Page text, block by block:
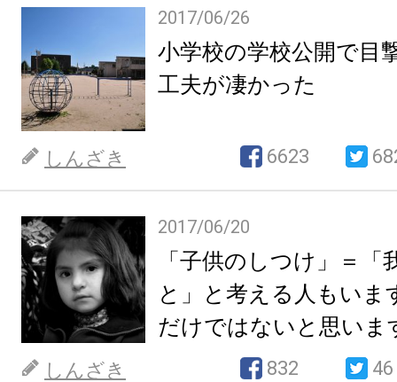
2017/06/26
小学校の学校公開で目
工夫が凄かった
しんざき 6623
2017/06/20
「子供のしつけ」＝「
と」と考える人もいま
だけではないと思いま
しんざき 832 46